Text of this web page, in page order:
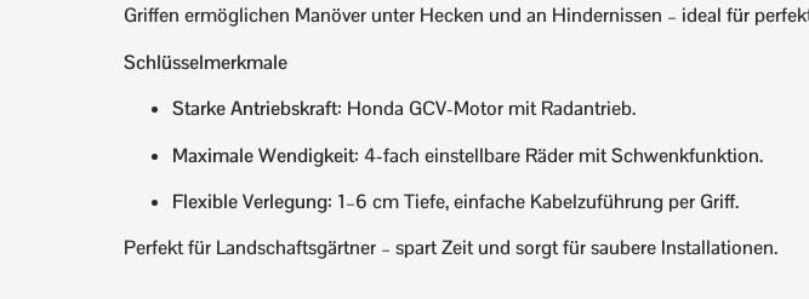
Griffen ermöglichen Manöver unter Hecken und an Hindernissen – ideal für
Schlüsselmerkmale
Starke Antriebskraft: Honda GCV-Motor mit Radantrieb.
Maximale Wendigkeit: 4-fach einstellbare Räder mit Schwenkfunktion.
Flexible Verlegung: 1–6 cm Tiefe, einfache Kabelzuführung per Griff.
Perfekt für Landschaftsgärtner – spart Zeit und sorgt für saubere Installationen.